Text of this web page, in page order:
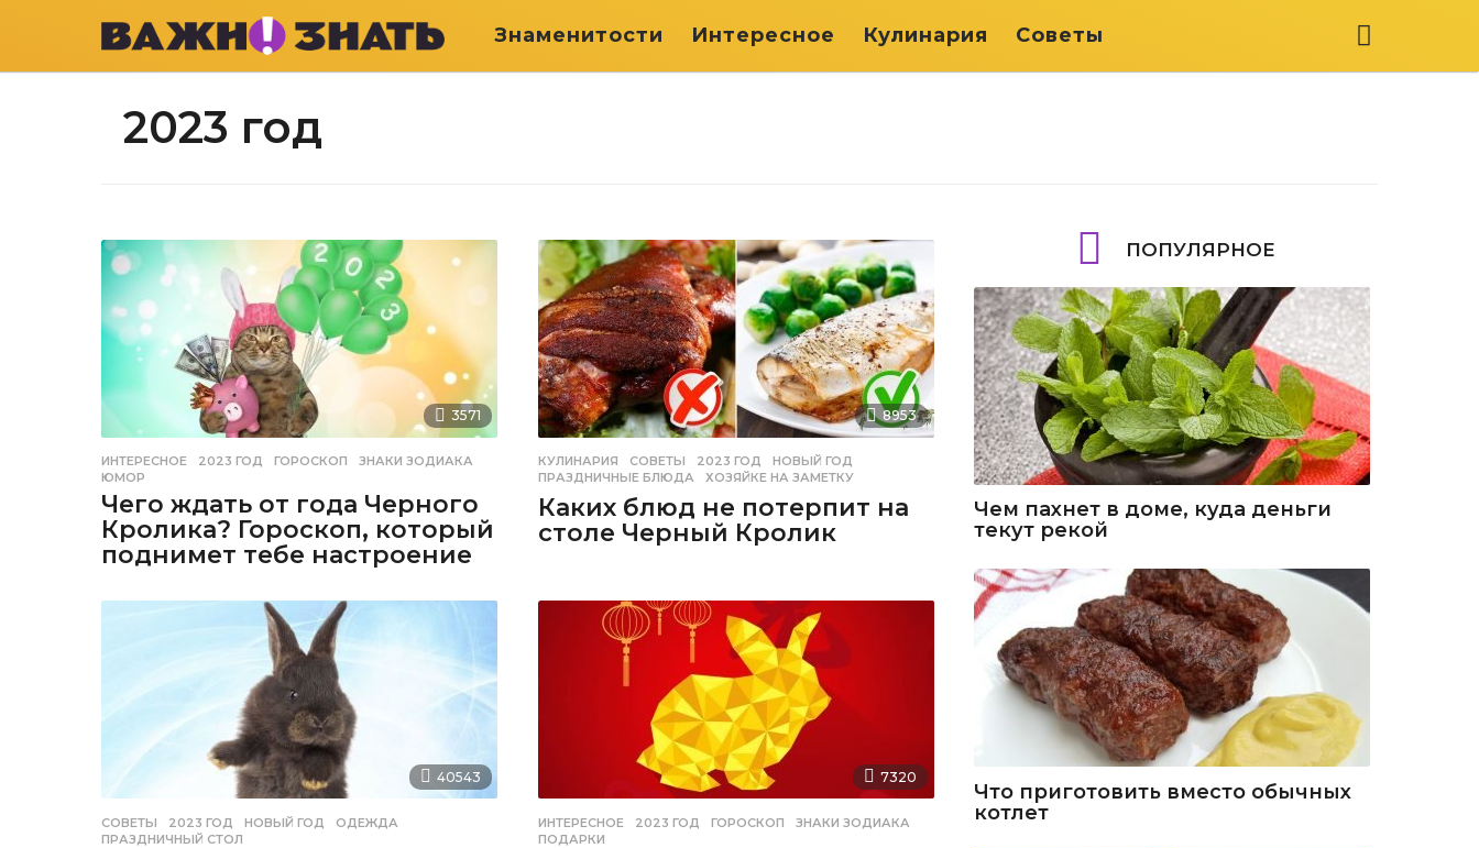
Знаменитости Интересное Кулинария Советы
2023 год
3571
ИНТЕРЕСНОЕ 2023 ГОД ,ГОРОСКОП ,ЗНАКИ ЗОДИАКА
ЮМОР
Чего ждать от года Черного
Кролика? Гороскоп, который
поднимет тебе настроение
8953
КУЛИНАРИЯ ,СОВЕТЫ 2023 ГОД ,НОВЫЙ ГОД
ПРАЗДНИЧНЫЕ БЛЮДА
,ХОЗЯЙКЕ НА ЗАМЕТКУ
Каких блюд не потерпит на
столе Черный Кролик
40543
СОВЕТЫ 2023 ГОД ,НОВЫЙ ГОД ,ОДЕЖДА
ПРАЗДНИЧНЫЙ СТОЛ
7320
ИНТЕРЕСНОЕ 2023 ГОД ,ГОРОСКОП ,ЗНАКИ ЗОДИАКА
ПОДАРКИ
ПОПУЛЯРНОЕ
Чем пахнет в доме, куда деньги
текут рекой
Что приготовить вместо обычных
котлет